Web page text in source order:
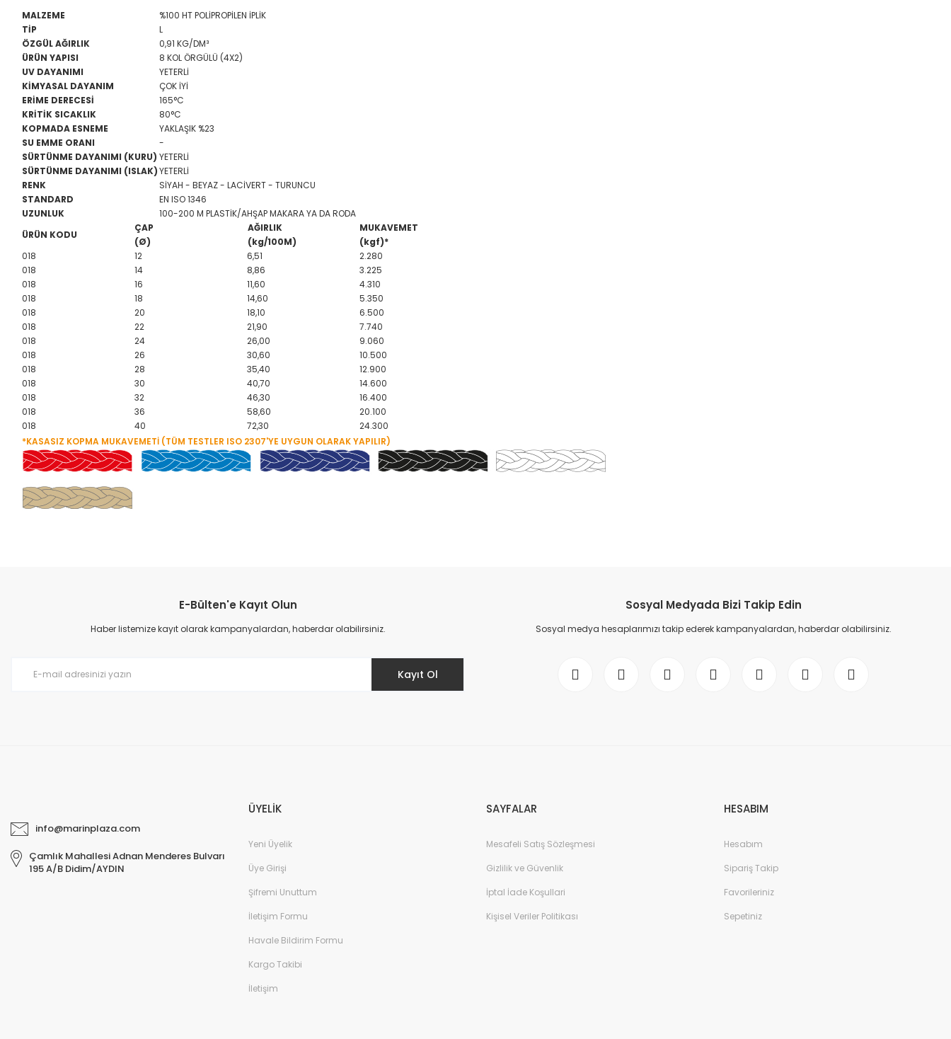
MALZEME
%100 HT POLİPROPİLEN İPLİK
TİP
L
ÖZGÜL AĞIRLIK
0,91 KG/DM³
ÜRÜN YAPISI
8 KOL ÖRGÜLÜ (4X2)
UV DAYANIMI
YETERLİ
KİMYASAL DAYANIM
ÇOK İYİ
ERİME DERECESİ
165°C
KRİTİK SICAKLIK
80°C
KOPMADA ESNEME
YAKLAŞIK %23
SU EMME ORANI
-
SÜRTÜNME DAYANIMI (KURU) YETERLİ
SÜRTÜNME DAYANIMI (ISLAK)YETERLİ
RENK
SİYAH - BEYAZ - LACİVERT - TURUNCU
STANDARD
EN ISO 1346
UZUNLUK
100-200 M PLASTİK/AHŞAP MAKARA YA DA RODA
ÜRÜN KODU
ÇAP AĞIRLIK
MUKAVEMET
(Ø)
(kg/100M)
(kgf)*
018
12 6,51
2.280
018
14 8,86
3.225
018
16 11,60
4.310
018
18 14,60
5.350
018
20 18,10
6.500
018
22 21,90
7.740
018
24 26,00
9.060
018
26 30,60
10.500
018
28 35,40
12.900
018
30 40,70
14.600
018
32 46,30
16.400
018
36 58,60
20.100
018
40 72,30
24.300
*KASASIZ KOPMA MUKAVEMETİ (TÜM TESTLER ISO 2307'YE UYGUN OLARAK YAPILIR)
E-Bülten'e Kayıt Olun
Haber listemize kayıt olarak kampanyalardan, haberdar olabilirsiniz.
Kayıt Ol
Sosyal Medyada Bizi Takip Edin
Sosyal medya hesaplarımızı takip ederek kampanyalardan, haberdar olabilirsiniz.
info@marinplaza.com
Çamlık Mahallesi Adnan Menderes Bulvarı
195 A/B Didim/AYDIN
ÜYELİK
Yeni Üyelik
Üye Girişi
Şifremi Unuttum
İletişim Formu
Havale Bildirim Formu
Kargo Takibi
İletişim
SAYFALAR
Mesafeli Satış Sözleşmesi
Gizlilik ve Güvenlik
İptal İade Koşullari
Kişisel Veriler Politikası
HESABIM
Hesabım
Sipariş Takip
Favorileriniz
Sepetiniz